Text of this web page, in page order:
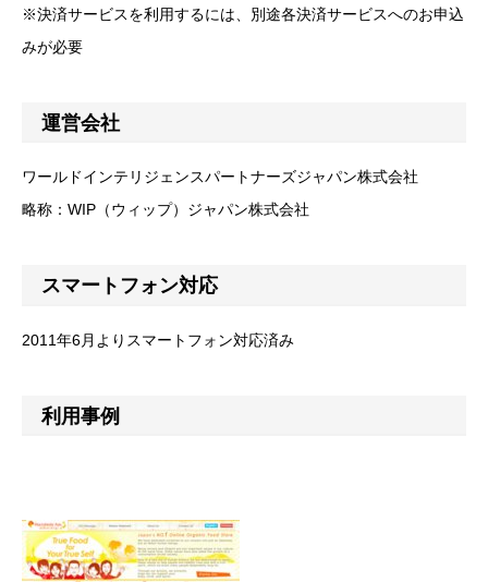
※決済サービスを利用するには、別途各決済サービスへのお申込
みが必要
運営会社
ワールドインテリジェンスパートナーズジャパン株式会社
略称：WIP（ウィップ）ジャパン株式会社
スマートフォン対応
2011年6月よりスマートフォン対応済み
利用事例